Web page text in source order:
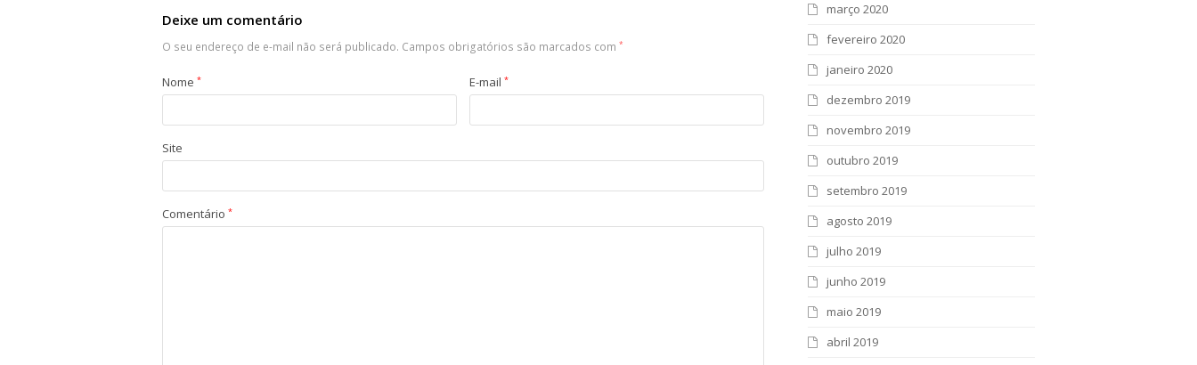
Deixe um comentário
O seu endereço de e-mail não será publicado. Campos obrigatórios são marcados com *
Nome * E-mail *
Site
Comentário *
março 2020
fevereiro 2020
janeiro 2020
dezembro 2019
novembro 2019
outubro 2019
setembro 2019
agosto 2019
julho 2019
junho 2019
maio 2019
abril 2019